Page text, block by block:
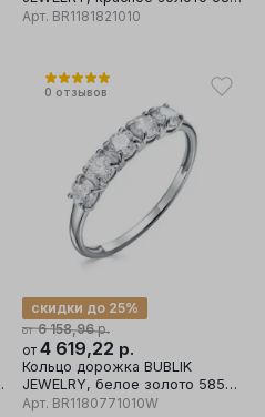
проба, вставка бриллиант
Арт. BR1181821010
0 отзывов
от 6 158,96р.
скидки до 25%
от 4 619,22 р.
Кольцо дорожка BUBLIK
JEWELRY, белое золото 585
проба, вставка бриллиант
Арт. BR1180771010W